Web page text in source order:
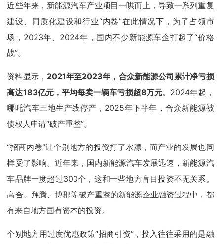
近些年来，新能源汽车产业项目一哄而上，导致一系列重复
建设、同质化建设和行业“内卷”在此情况下，为了占领市
场，2023年、2024年，国内不少新能源车企打起了“价格
战”。
资料显示， 2021年至2023年，合众新能源公司累计净亏损
高达183亿元，平均每卖一辆车亏损超8万元。2024年起，
哪吒汽车三地生产线停产，2025年下半年，合众新能源被
债权人申请“破产重整”。
“招商内卷”让个别地方的投资打了水漂，而产业的发展也同
样受了影响。近年来，国内新能源汽车发展迅速，新能源汽
车品牌一度超过300个，这和一些地方盲目投资不无关系。
高合、拜腾、博郡等破产重整的新能源企业融资过程中，都
有来自地方国有资本的投资。
个别地方用过度优惠政策“招商引资”，投入往往采用的是融